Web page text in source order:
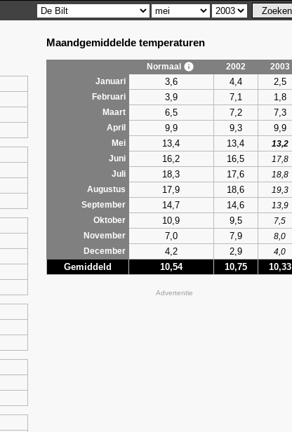
Maandgemiddelde temperaturen
Normaal 2002
2003
Januari
3,6 4,4 2,5
Februari 3,9 7,1 1,8
Maart 6,5 7,2 7,3
April 9,9 9,3 9,9
Mei 13,4 13,4
13,2
Juni
16,2 16,5
17,8
Juli
18,3 17,6
18,8
Augustus
17,9 18,6
19,3
September
14,7 14,6
13,9
Oktober
10,9 9,5
7,5
November
7,0 7,9
8,0
December
4,2 2,9 4,0
Gemiddeld 10,54 10,75 10,33
Advertentie